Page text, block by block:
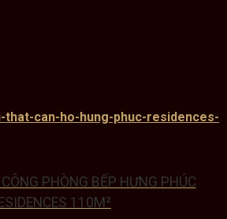
PHÒNG BẾP HƯNG PHÚC
110M²